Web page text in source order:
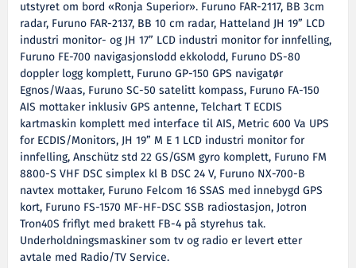
utstyret om bord «Ronja Superior». Furuno FAR-2117, BB 3cm
radar, Furuno FAR-2137, BB 10 cm radar, Hatteland JH 19” LCD
industri monitor- og JH 17” LCD industri monitor for innfelling,
Furuno FE-700 navigasjonslodd ekkolodd, Furuno DS-80
doppler logg komplett, Furuno GP-150 GPS navigatør
Egnos/Waas, Furuno SC-50 satelitt kompass, Furuno FA-150
AIS mottaker inklusiv GPS antenne, Telchart T ECDIS
kartmaskin komplett med interface til AIS, Metric 600 Va UPS
for ECDIS/Monitors, JH 19” M E 1 LCD industri monitor for
innfelling, Anschütz std 22 GS/GSM gyro komplett, Furuno FM
8800-S VHF DSC simplex kl B DSC 24 V, Furuno NX-700-B
navtex mottaker, Furuno Felcom 16 SSAS med innebygd GPS
kort, Furuno FS-1570 MF-HF-DSC SSB radiostasjon, Jotron
Tron40S friflyt med brakett FB-4 på styrehus tak.
Underholdningsmaskiner som tv og radio er levert etter
avtale med Radio/TV Service.